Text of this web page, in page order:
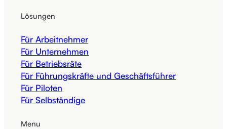
Lösungen
Für Arbeitnehmer
Für Unternehmen
Für Betriebsräte
Für Führungskräfte und Geschäftsführer
Für Piloten
Für Selbständige
Menu